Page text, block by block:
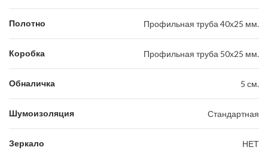
Полотно Профильная труба 40х25 мм.
Коробка Профильная труба 50х25 мм.
Обналичка 5 см.
Шумоизоляция Стандартная
Зеркало НЕТ